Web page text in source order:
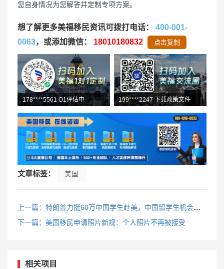
您自身情况为您解答并定制专项方案。
想了解更多美福移民资讯可拨打电话： 400-001-
0063，或添加微信： 18010180832 点击复制
158****9903 O1咨询中 150****6625 预约了L1咨询
文章标签： 美国
上一篇：特朗普力挺60万中国学生赴美，中国留学生机会来了？
下一篇：美国移民申请照片新规：个人照片不再被接受
相关项目